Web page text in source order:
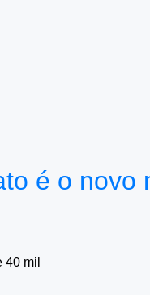
é o novo
mil